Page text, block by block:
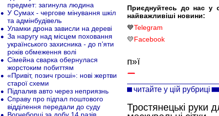
Приєднуйтесь до нас у
найважливіші новини:
💙Telegram
💛Facebook
п»ї
читайте у цій рубриці
Тростянецькі руки
предмет: загинула людина
У Сумах - чергове мінування шкіл
та адмінбудівель
Уламки дрона зависли на дереві
За наругу над місцем поховання
українського захисника - до п’яти
років обмеження волі
Сімейна сварка обернулася
жорстоким побиттям
«Привіт, позич гроші»: нові жертви
старої схеми
Підпалив авто через неприязнь
Справу про підпал поштового
відділення передали до суду